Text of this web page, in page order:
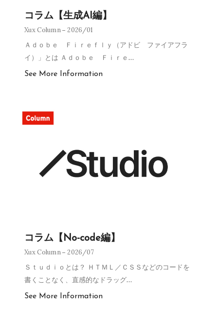
コラム【生成AI編】
Xux Column 2026/01
Ａｄｏｂｅ Ｆｉｒｅｆｌｙ（アドビ ファイアフラ
イ）」とは Ａｄｏｂｅ Ｆｉｒｅ …
See More Information
コラム【No-code編】
Xux Column 2026/07
Ｓｔｕｄｉｏとは？ ＨＴＭＬ／ＣＳＳなどのコードを
書くことなく、直感的なドラッグ…
See More Information